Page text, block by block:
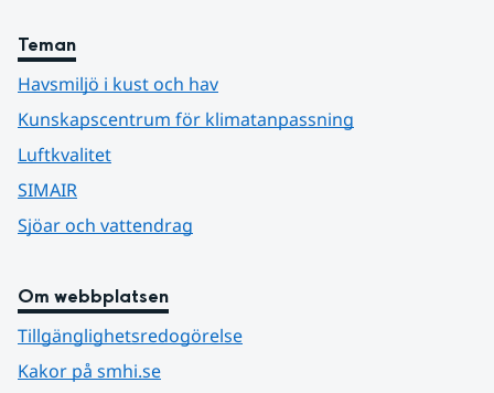
Teman
Havsmiljö i kust och hav
Kunskapscentrum för klimatanpassning
Luftkvalitet
SIMAIR
Sjöar och vattendrag
Om webbplatsen
Tillgänglighetsredogörelse
Kakor på smhi.se